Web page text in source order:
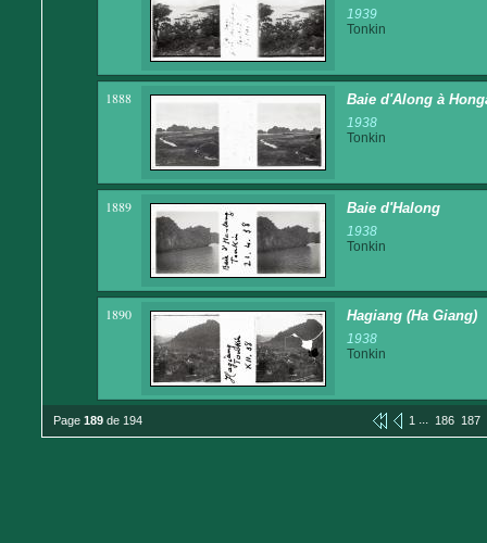
1939
Tonkin
1888 Baie d'Along à
1938
Tonkin
1889 Baie d'Halong
1938
Tonkin
1890 Hagiang (Ha Giang)
1938
Tonkin
Page 189 de 194 1 ... 186 187